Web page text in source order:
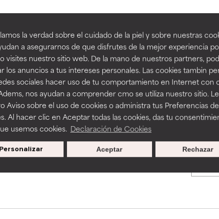
la verdad sobre el cuidado de la piel y sobre nuestras
a asegurarnos de que disfrutes de la mejor experiencia
visites nuestro sitio web. De la mano de nuestros partners,
los anuncios a tus intereses personales. Las cookies tambin
sociales hacer uso de tu comportamiento en Internet con
nos ayudan a comprender cmo se utiliza nuestro sitio.
Aviso sobre el uso de cookies o administra tus Preferencias de
Al hacer clic en Aceptar todas las cookies, das tu
usemos cookies. Declaración de Cookies
Personalizar Rechazar
Aceptar
BACK TO SEARCH
to assess ingredients in this dictionary. Regulations
tan beneficiosos como los de la categoría excelente, suelen ser
la estabilidad o la absorción de una fórmula.
ciertas limitaciones en cuanto a su apariencia, estabilidad o
básicos o que no cuentan con suficiente respaldo científico.
algunos beneficios se recomienda evitarlo por su
provocar efectos adversos como irritación, inflamación o
tan beneficiosos como los de la categoría excelente, suelen ser
la estabilidad o la absorción de una fórmula.
ciertas limitaciones en cuanto a su apariencia, estabilidad o
básicos o que no cuentan con suficiente respaldo científico.
algunos beneficios se recomienda evitarlo por su
provocar efectos adversos como irritación, inflamación o
Promociones exclusivas al